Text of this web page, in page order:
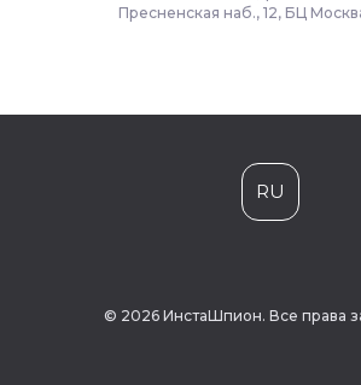
Пресненская наб., 12, БЦ
RU
© 2026 ИнстаШпион. Все права